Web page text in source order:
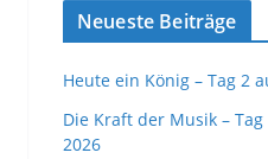
Neueste Beiträge
Heute ein König – Tag 2
Die Kraft der Musik –
2026